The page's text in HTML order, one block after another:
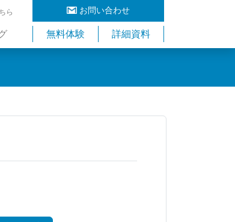
お問い合わせ
ら
無料体験 詳細資料